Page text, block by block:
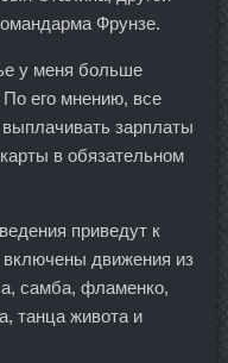
Фрунзе.
у меня больше
его мнению, все
зарплаты
в обязательном
приведут к
движения из
самба, фламенко,
танца живота и